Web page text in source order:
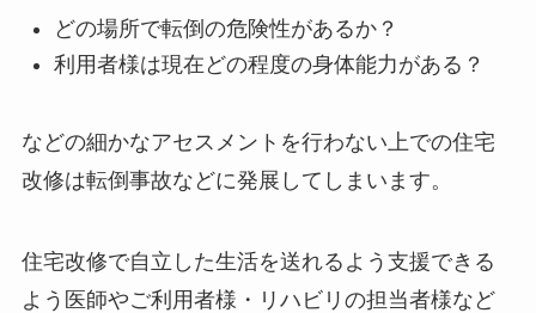
どの場所で転倒の危険性があるか？
利用者様は現在どの程度の身体能力がある？
などの細かなアセスメントを行わない上での住宅
改修は転倒事故などに発展してしまいます。
住宅改修で自立した生活を送れるよう支援できる
よう医師やご利用者様・リハビリの担当者様など